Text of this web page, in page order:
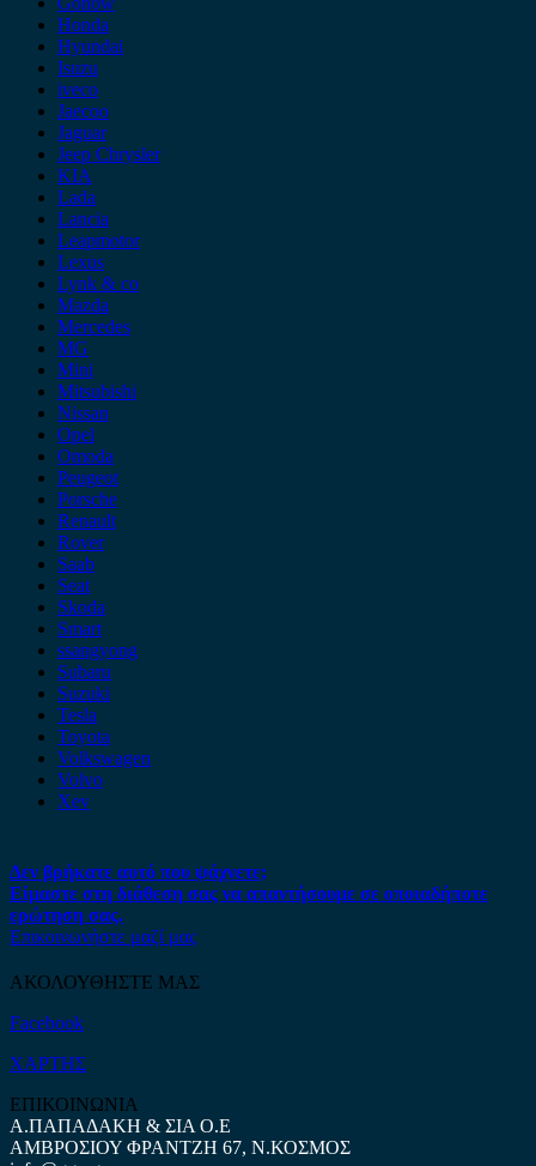
Honda
Hyundai
Isuzu
iveco
Jaecoo
Jaguar
Jeep Chrysler
KIA
Lada
Lancia
Leapmotor
Lexus
Lynk & co
Mazda
Mercedes
MG
Mini
Mitsubishi
Nissan
Opel
Omoda
Peugeot
Porsche
Renault
Rover
Saab
Seat
Skoda
Smart
ssangyong
Subaru
Suzuki
Tesla
Toyota
Volkswagen
Volvo
Xev
Δεν βρήκατε αυτό που ψάχνετε;
Είμαστε στη διάθεση σας να απαντήσουμε σε οποιαδήποτε
ερώτηση σας.
Επικοινωνήστε μαζί μας
ΑΚΟΛΟΥΘΗΣΤΕ ΜΑΣ
Facebook
ΧΑΡΤΗΣ
ΕΠΙΚΟΙΝΩΝΙΑ
Α.ΠΑΠΑΔΑΚΗ & ΣΙΑ Ο.Ε
ΑΜΒΡΟΣΙΟΥ ΦΡΑΝΤΖΗ 67, Ν.ΚΟΣΜΟΣ